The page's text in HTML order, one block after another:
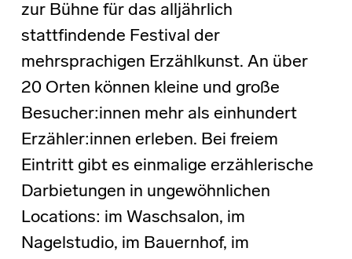
zur Bühne für das alljährlich
stattfindende Festival der
mehrsprachigen Erzählkunst. An über
20 Orten können kleine und große
Besucher:innen mehr als einhundert
Erzähler:innen erleben. Bei freiem
Eintritt gibt es einmalige erzählerische
Darbietungen in ungewöhnlichen
Locations: im Waschsalon, im
Nagelstudio, im Bauernhof, im